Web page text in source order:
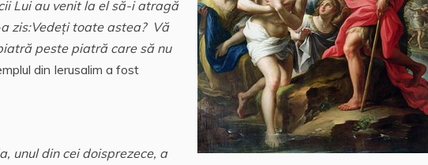
Lui au venit la el să-i atragă
zis:Vedeţi toate astea? Vă
peste piatră care să nu
din Ierusalim a fost
unul din cei doisprezece, a